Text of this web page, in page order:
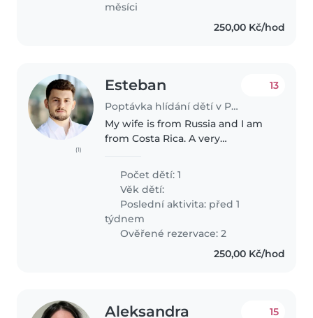
měsíci
250,00 Kč/hod
(1)
Esteban
Poptávka hlídání dětí v Praha
13
My wife is from Russia and I am
from Costa Rica. A very
who have a marvelous girl of 18
months full of energy and who
loves to play and interact with
people...
Počet dětí: 1
Věk dětí:
Poslední aktivita: před 1
týdnem
Ověřené rezervace: 2
250,00 Kč/hod
Aleksandra 15